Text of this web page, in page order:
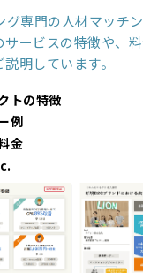
グ専門の人材マッチ
サービスの特徴や、
明しています。
トの特徴
例
金